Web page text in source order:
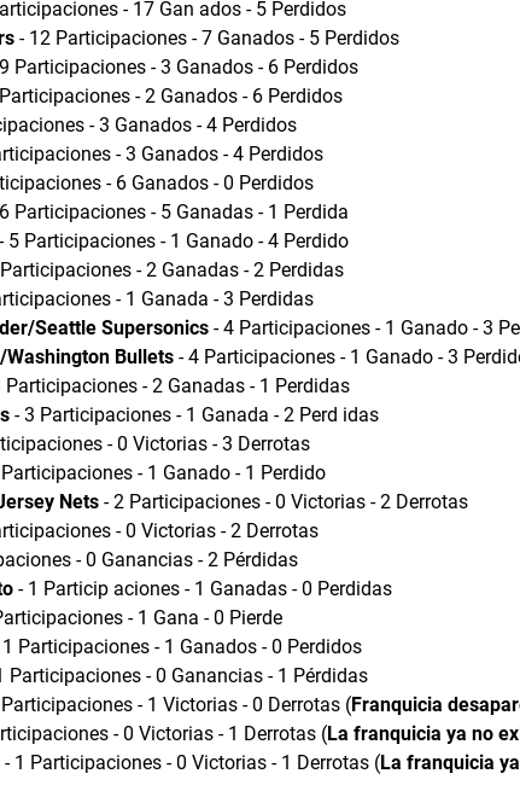
- 17 Gan ados - 5 Perdidos
- 12 Participaciones - 7 Ganados - 5 Perdidos
Participaciones - 3 Ganados - 6 Perdidos
- 2 Ganados - 6 Perdidos
- 3 Ganados - 4 Perdidos
- 3 Ganados - 4 Perdidos
- 6 Ganados - 0 Perdidos
Participaciones - 5 Ganadas - 1 Perdida
- 5 Participaciones - 1 Ganado - 4 Perdido
- 2 Ganadas - 2 Perdidas
- 1 Ganada - 3 Perdidas
Seattle Supersonics - 4 Participaciones - 1 Ganado - 3
Bullets - 4 Participaciones - 1 Ganado - 3
Participaciones - 2 Ganadas - 1 Perdidas
- 3 Participaciones - 1 Ganada - 2 Perd idas
- 0 Victorias - 3 Derrotas
- 1 Ganado - 1 Perdido
Nets - 2 Participaciones - 0 Victorias - 2 Derrotas
- 0 Victorias - 2 Derrotas
- 0 Ganancias - 2 Pérdidas
- 1 Particip aciones - 1 Ganadas - 0 Perdidas
- 1 Gana - 0 Pierde
1 Participaciones - 1 Ganados - 0 Perdidos
Participaciones - 0 Ganancias - 1 Pérdidas
- 1 Victorias - 0 Derrotas (Franquicia
- 0 Victorias - 1 Derrotas (La franquicia ya no
- 1 Participaciones - 0 Victorias - 1 Derrotas (La franquicia